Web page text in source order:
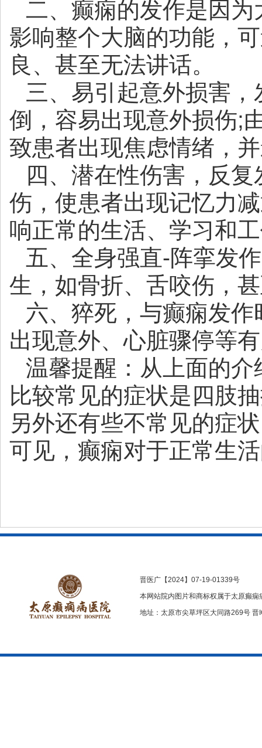
二、癫痫的发作是因
影响整个大脑的功能，
良、甚至无法讲话。
三、易引起意外损害
倒，容易出现意外损伤;
致患者出现焦虑情绪，
四、潜在性伤害，反
伤，使患者出现记忆力
响正常的生活、学习和
五、全身强直-阵挛发
生，如骨折、舌咬伤，
六、猝死，与癫痫发
出现意外、心脏骤停等
温馨提醒：从上面的
比较常见的症状是四肢
另外还有些不常见的症
可见，癫痫对于正常生
晋医广【2024】07-19-01339号
本网站院内图片和商标权属于太原癫
地址：太原市尖草坪区大同路269号 晋